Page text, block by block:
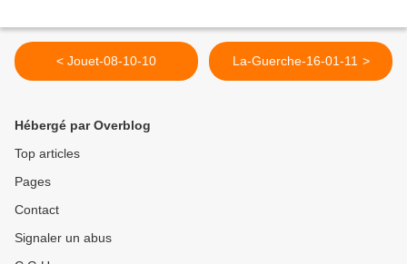
< Jouet-08-10-10 La-Guerche-16-01-11 >
Hébergé par Overblog
Top articles
Pages
Contact
Signaler un abus